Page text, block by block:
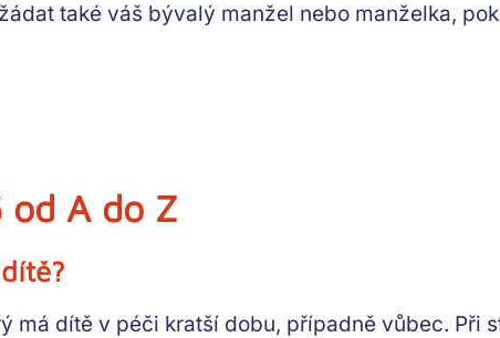
také váš bývalý manžel nebo manželka,
A do Z
má dítě v péči kratší dobu, případně vůbec. Při